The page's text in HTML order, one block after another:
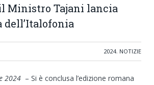
Ministro Tajani lancia
dell’Italofonia
2024, NOTIZIE
2024 – Si è conclusa l’edizione romana